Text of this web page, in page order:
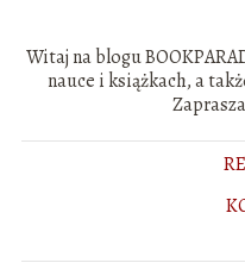
Witaj na blogu
nauce i książkach, a